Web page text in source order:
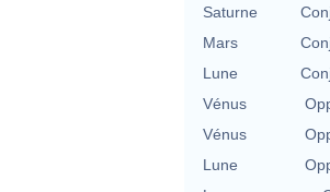
Saturne
Mars
Lune
Vénus
Vénus
Lune